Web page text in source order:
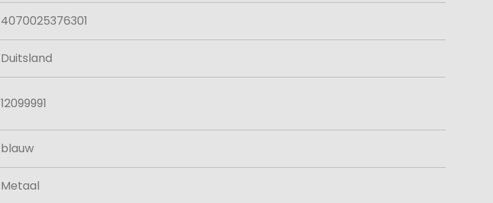
4070025376301
Duitsland
12099991
blauw
Metaal